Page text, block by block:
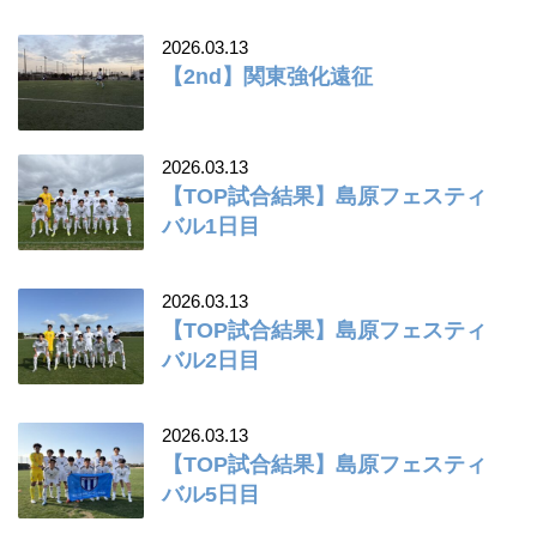
2026.03.13
【2nd】関東強化遠征
2026.03.13
【TOP試合結果】島原フェスティ
バル1日目
2026.03.13
【TOP試合結果】島原フェスティ
バル2日目
2026.03.13
【TOP試合結果】島原フェスティ
バル5日目